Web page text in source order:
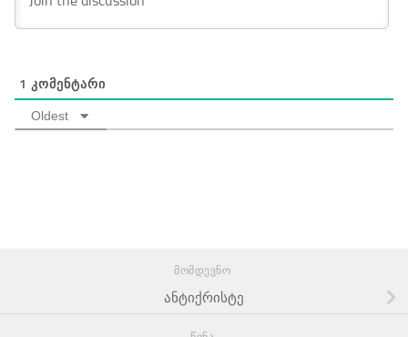
1 ᲙᲝᲛᲔᲜᲢᲐᲠᲘ
Oldest
ᲛᲝᲛᲓᲔᲕᲜᲝ
ანტიქრისტე